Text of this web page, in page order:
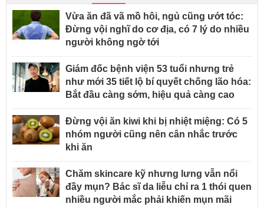
Vừa ăn đã vã mồ hôi, ngủ cũng ướt tóc:
Đừng vội nghĩ do cơ địa, có 7 lý do nhiều
người không ngờ tới
Giám đốc bệnh viện 53 tuổi nhưng trẻ
như mới 35 tiết lộ bí quyết chống lão hóa:
Bắt đầu càng sớm, hiệu quả càng cao
Đừng vội ăn kiwi khi bị nhiệt miệng: Có 5
nhóm người cũng nên cân nhắc trước
khi ăn
Chăm skincare kỹ nhưng lưng vẫn nổi
đầy mụn? Bác sĩ da liễu chỉ ra 1 thói quen
nhiều người mắc phải khiến mụn mãi